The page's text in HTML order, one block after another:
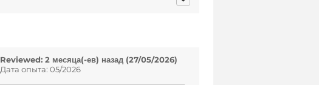
Reviewed: 2 месяца(-ев) назад (27/05/2026)
Дата опыта: 05/2026